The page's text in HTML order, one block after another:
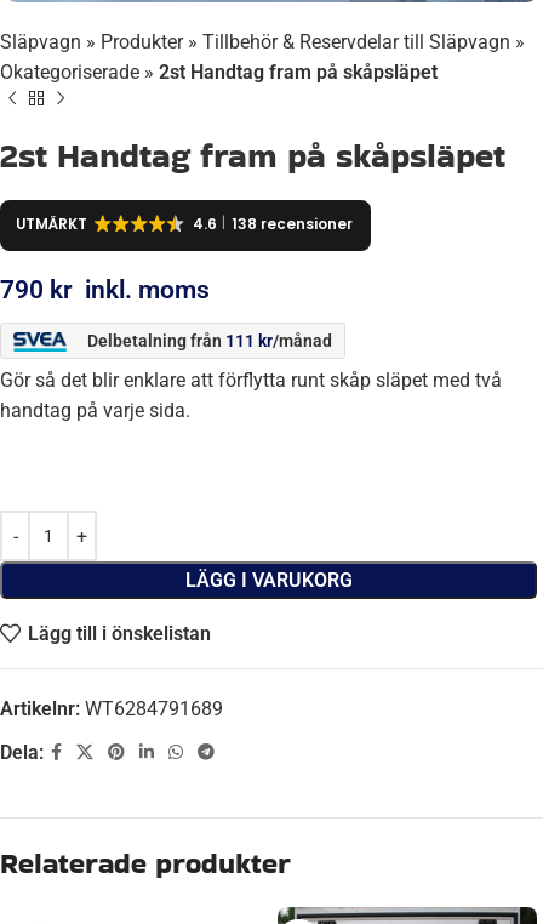
Släpvagn » Produkter» Tillbehör & Reservdelar till Släpvagn »
Okategoriserade » 2st Handtag fram på skåpsläpet
2st Handtag fram på skåpsläpet
UTMÄRKT 4.6 138 recensioner
790 kr inkl. moms
Delbetalning från 111 kr/månad
Gör så det blir enklare att förflytta runt skåp släpet med två
handtag på varje sida.
LÄGG I VARUKORG
Lägg till i önskelistan
Artikelnr: WT6284791689
Dela:
Relaterade produkter